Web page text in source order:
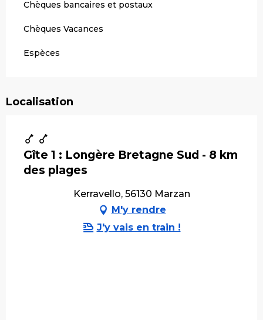
Chèques bancaires et postaux
Chèques Vacances
Espèces
Localisation
Gîte 1 : Longère Bretagne Sud - 8 km
des plages
Kerravello, 56130 Marzan
M'y rendre
J'y vais en train !